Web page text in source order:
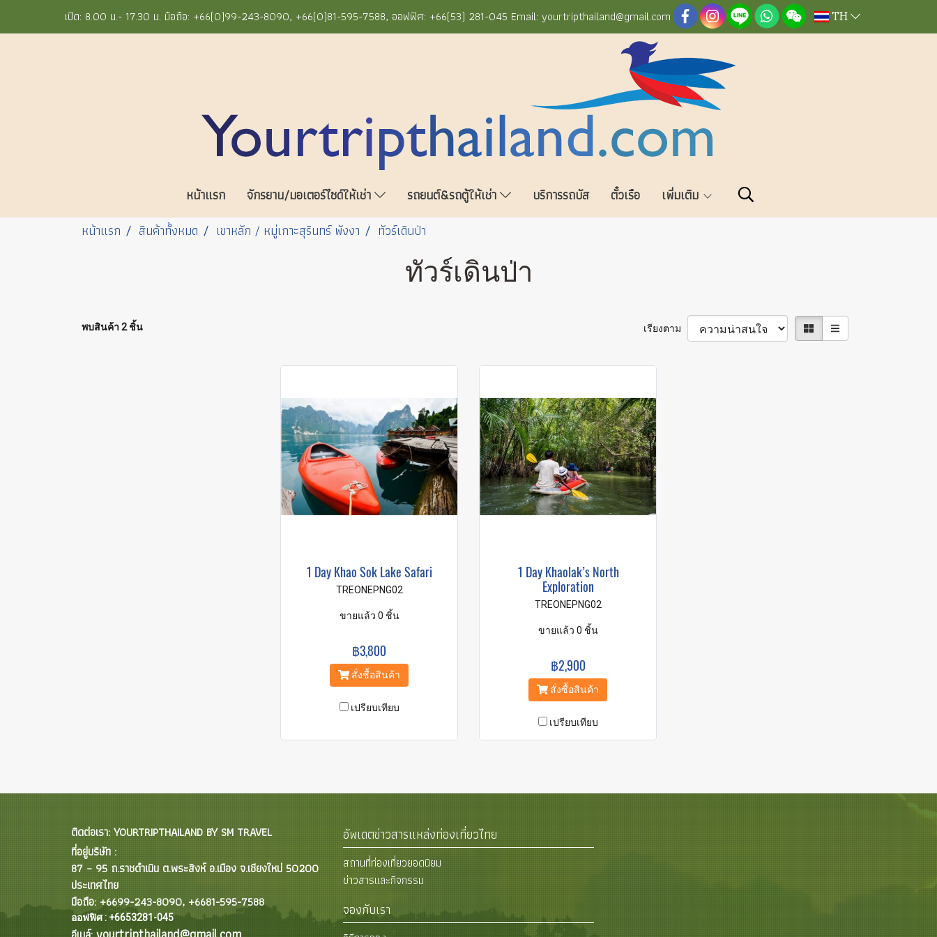
เปิด: 8.00 น.- 17.30 น. มือถือ: +66(0)99-243-8090, +66(0)81-595-7588, ออฟฟิศ: +66(53) 281-045 Email: yourtripthailand@gmail.com TH
หน้าแรก จักรยาน/มอเตอร์ไซด์ให้เช่า รถยนต์&รถตู้ให้เช่า บริการรถบัส ตั๋วเรือ
เพิ่มเติม
หน้าแรก
สินค้าทั้งหมด เขาหลัก / หมู่เกาะสุรินทร์ พังงา ทัวร์เดินป่า
ทัวร์เดินป่า
พบสินค้า 2 ชิ้น เรียงตาม
1 Day Khao Sok Lake Safari
TREONEPNG02
ขายแล้ว 0 ชิ้น
฿3,800
สั่งซื้อสินค้า
เปรียบเทียบ
1 Day Khaolak’s North
Exploration
TREONEPNG02
ขายแล้ว 0 ชิ้น
฿2,900
สั่งซื้อสินค้า
เปรียบเทียบ
ติดต่อเรา: YOURTRIPTHAILAND BY SM TRAVEL
ที่อยู่บริษัท :
87 – 95 ถ.ราชดำเนิน ต.พระสิงห์ อ.เมือง จ.เชียงใหม่ 50200
ประเทศไทย
มือถือ: +6699-243-8090, +6681-595-7588
ออฟฟิศ : +6653281-045
อัพเดตข่าวสารแหล่งท่องเที่ยวไทย
สถานที่ท่องเที่ยวยอดนิยม
ข่าวสารและกิจกรรม
จองกับเรา